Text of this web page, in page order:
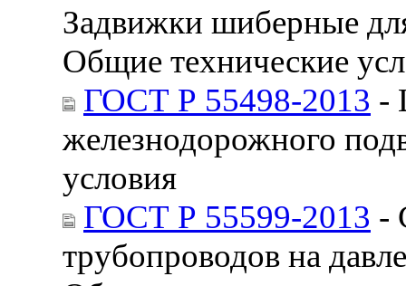
Задвижки шиберные
Общие технические
ГОСТ Р 55498-2013 -
железнодорожного
условия
ГОСТ Р 55599-2013 -
трубопроводов на